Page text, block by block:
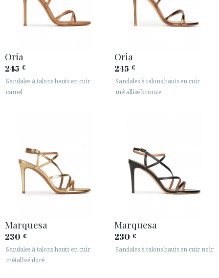
Oria
245 €
Sandales à talons hauts en cuir
camel
Oria
245 €
Sandales à talons hauts en cuir
métallisé bronze
Marquesa
230 €
Sandales à talons hauts en cuir
métallisé doré
Marquesa
230 €
Sandales à talons hauts en cuir noir